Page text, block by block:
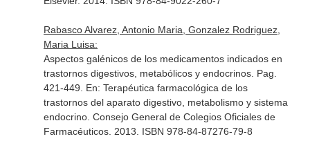
Rabasco Alvarez, Antonio Maria, Gonzalez Rodriguez,
Maria Luisa:
Aspectos galénicos de los medicamentos indicados en
trastornos digestivos, metabólicos y endocrinos. Pag.
421-449. En: Terapéutica farmacológica de los
trastornos del aparato digestivo, metabolismo y sistema
endocrino. Consejo General de Colegios Oficiales de
Farmacéuticos. 2013. ISBN 978-84-87276-79-8